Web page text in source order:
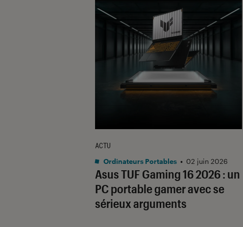
Asus TUF Gaming 16 2026 : un
PC portable gamer avec se
sérieux arguments
ACTU
Ordinateurs Portables • 02 juin 2026